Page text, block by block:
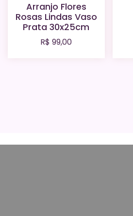
Arranjo Flores
Rosas Lindas Vaso
Prata 30x25cm
R$ 99,00